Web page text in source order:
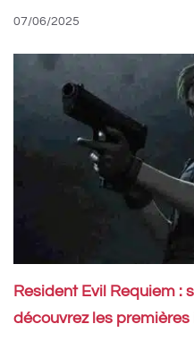
07/06/2025
Resident Evil Requiem :
découvrez les premières